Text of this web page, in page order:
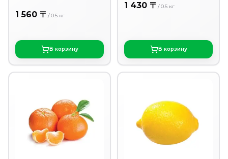
1 560 〒 /0.5 кг
В корзину
1 430 〒 /0.5 кг
В корзину